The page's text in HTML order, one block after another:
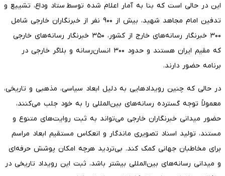
این در حالی است که بنا به آمار اعلام شده توسط ستاد وداع، تشییع و
تدفین امام مجاهد شهید، بیش از ۹۰۰ نفر از خبرنگاران خارجی شامل
۳۰۰ خبرنگار رسانه‌های خارج از کشور، ۳۵۰ خبرنگار رسانه‌های خارجی
که مقیم ایران هستند و حدود ۳۰۰ انسان‌رسانه و بلاگر خارجی در
برنامه حضور دارند.
در حالی که چنین رویدادهایی به دلیل ابعاد سیاسی، مذهبی و تاریخی،
معمولاً توجه گسترده رسانه‌های بین‌المللی را به خود جلب می‌کنند،
حضور میدانی خبرنگاران خارجی می‌تواند به ثبت روایت‌های متنوع و
مستند، تولید اسناد تصویری ماندگار و انعکاس مستقیم ابعاد مراسم
برای مخاطبان جهانی کمک کند. بی‌تردید هرچه امکان پوشش حرفه‌ای
و میدانی رسانه‌های بین‌المللی بیشتر باشد، ثبت این رویداد تاریخی در